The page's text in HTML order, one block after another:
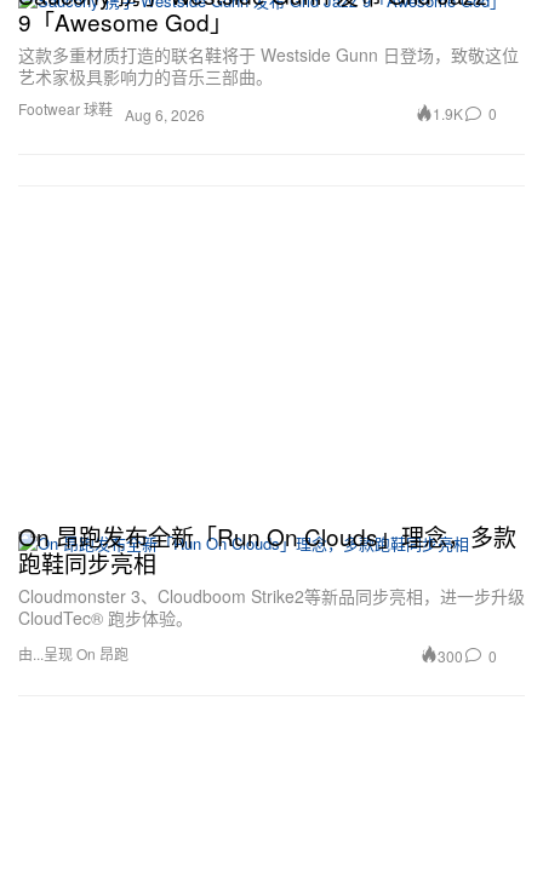
Footwear 球鞋
9「Awesome God」
这款多重材质打造的联名鞋将于 Westside Gunn 日登场，致敬这位
艺术家极具影响力的音乐三部曲。
Aug 6, 2026 1.9K 0
On 昂跑发布全新「Run On Clouds」理念，多款
跑鞋同步亮相
Cloudmonster 3、Cloudboom Strike2等新品同步亮相，进一步升级
CloudTec® 跑步体验。
由...呈现 On 昂跑 300 0